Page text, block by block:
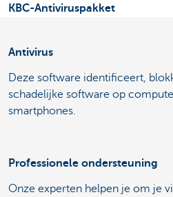
KBC-Antiviruspakket
Antivirus
Deze software identificeert,
schadelijke software op
smartphones.
Professionele ondersteuning
Onze experten helpen je om je